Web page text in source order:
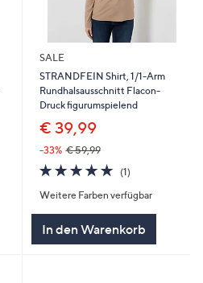
SALE
STRANDFEIN Shirt, 1/1-Arm
Rundhalsausschnitt Flacon-
Druck figurumspielend
€ 39,99
-33% € 59,99
5.0
von
5
(1)1
Weitere Farben verfügbar
In den Warenkorb